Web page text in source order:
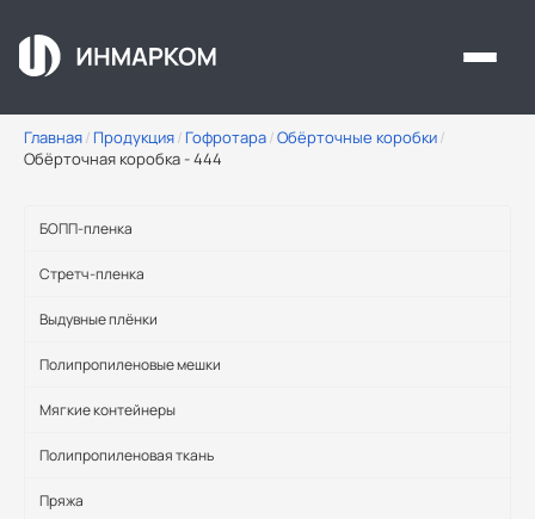
Главная/ Продукция/ Гофротара/Обёрточные коробки/
Обёрточная коробка - 444
БОПП-пленка
Стретч-пленка
Выдувные плёнки
Полипропиленовые мешки
Мягкие контейнеры
Полипропиленовая ткань
Пряжа